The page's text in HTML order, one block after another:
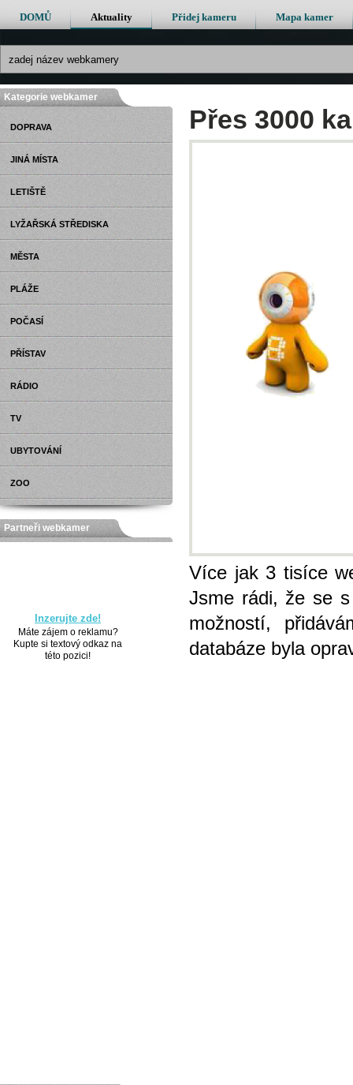
DOMŮ Aktuality Přidej kameru Mapa kamer
Přes 3000
Více jak 3 tisíce
Jsme rádi, že se
možností,
databáze byla
Kategorie webkamer
DOPRAVA
JINÁ MÍSTA
LETIŠTĚ
LYŽAŘSKÁ STŘEDISKA
MĚSTA
PLÁŽE
POČASÍ
PŘÍSTAV
RÁDIO
TV
UBYTOVÁNÍ
ZOO
Partneři webkamer
Inzerujte zde!
Máte zájem o reklamu?
Kupte si textový odkaz na
této pozici!